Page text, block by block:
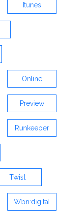
Itunes
Online
Preview
Runkeeper
Twist
Wbn:digital